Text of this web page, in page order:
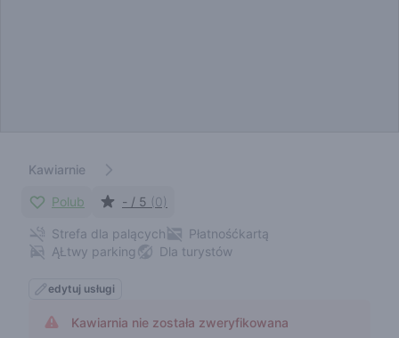
Kawiarnie
Polub - / 5 (0)
Strefa dla palących
Płatnośćkartą
ĄŁtwy parking
Dla turystów
edytuj usługi
Kawiarnia nie została zweryfikowana